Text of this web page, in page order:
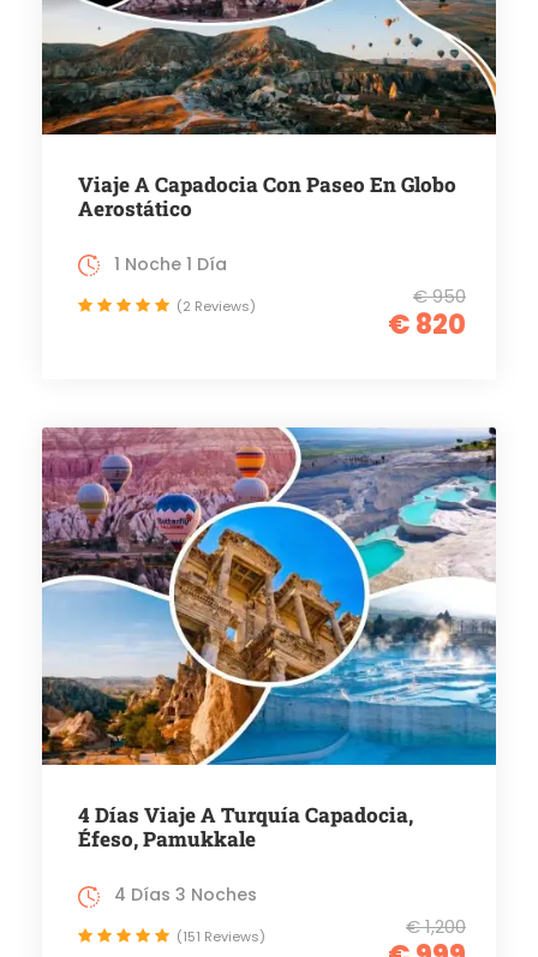
Viaje A Capadocia Con Paseo En Globo
Aerostático
€ 950
€ 820
1 Noche 1 Día
(2 Reviews)
4 Días Viaje A Turquía Capadocia,
Éfeso, Pamukkale
€ 1,200
4 Días 3 Noches
(151 Reviews)